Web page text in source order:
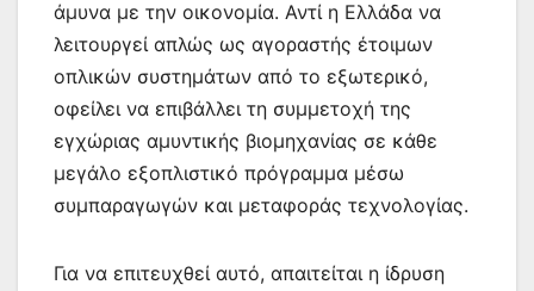
άμυνα με την οικονομία. Αντί η Ελλάδα να
λειτουργεί απλώς ως αγοραστής έτοιμων
οπλικών συστημάτων από το εξωτερικό,
οφείλει να επιβάλλει τη συμμετοχή της
εγχώριας αμυντικής βιομηχανίας σε κάθε
μεγάλο εξοπλιστικό πρόγραμμα μέσω
συμπαραγωγών και μεταφοράς τεχνολογίας.
Για να επιτευχθεί αυτό, απαιτείται η ίδρυση